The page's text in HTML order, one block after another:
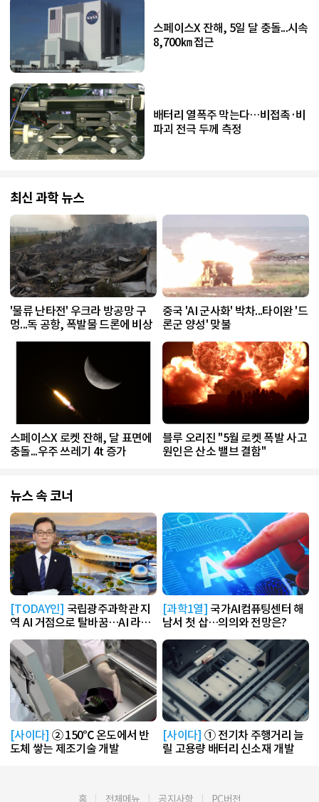
스페이스X 잔해, 5일 달 충돌...시속
8,700㎞ 접근
배터리 열폭주 막는다…비접촉·비
파괴 전극 두께 측정
최신 과학 뉴스
'물류 난타전' 우크라 방공망 구
멍...독 공항, 폭발물 드론에 비상
중국 'AI 군사화' 박차...타이완 '드
론군 양성' 맞불
스페이스X 로켓 잔해, 달 표면에
충돌...우주 쓰레기 4t 증가
블루 오리진 "5월 로켓 폭발 사고
원인은 산소 밸브 결함"
뉴스 속 코너
[TODAY인] 국립광주과학관 지
역 AI 거점으로 탈바꿈…AI 라운
[과학1열] 국가AI컴퓨팅센터 해
남서 첫 삽…의의와 전망은?
[사이다] ② 150℃ 온도에서 반
도체 쌓는 제조기술 개발
[사이다] ① 전기차 주행거리 늘
릴 고용량 배터리 신소재 개발